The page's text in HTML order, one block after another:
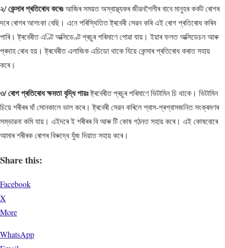
২/ কেন্সাৰ প্ৰতিৰোধ কৰেঃআজিৰ সময়ত অস্বাস্থ্যকৰ জীৱনশৈলীৰ বাবে মানুহৰ কৰ্কট ৰোগৰ
দৰে ৰোগৰ আশংকা বেছি। এনে পৰিস্থিতিত ষ্ট্ৰবেৰী সেৱন কৰি এই ৰোগ প্ৰতিৰোধ কৰিব
পাৰি। ষ্ট্ৰবেৰীত এণ্টি অক্সিডেণ্ট প্ৰচুৰ পৰিমাণে পোৱা যায়। ইয়াৰ ফলত অক্সিডেচন আৰু
প্ৰদাহ ৰোধ হয়। ষ্ট্ৰবেৰীত এলাজিক এচিডো থাকে যিয়ে কেন্সাৰ প্ৰতিৰোধ কৰাত সহায়
কৰে।
৩/ ৰোগ প্ৰতিৰোধ ক্ষমতা বৃদ্ধি পায়ঃষ্ট্ৰবেৰীত প্ৰচুৰ পৰিমাণে ভিটামিন চি থাকে। ভিটামিন
চিয়ে শৰীৰৰ ঘাঁ সোনকালে ভাল কৰে। ষ্ট্ৰবেৰী সেৱন কৰিলে শ্বাস-প্ৰশ্বাসজনিত সংক্ৰমণৰ
সম্ভাৱনা কমি যায়। এইদৰে ই শৰীৰৰ বি আৰু টি কোষ গঠনত সহায় কৰে। এই কোষবোৰে
আমাৰ শৰীৰক ৰোগৰ বিৰুদ্ধে যুঁজ দিয়াত সহায় কৰে।
Share this:
Facebook
X
More
WhatsApp